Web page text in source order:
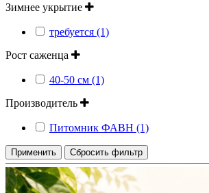
Зимнее укрытие
требуется (1)
Рост саженца
40-50 см (1)
Производитель
Питомник ФАВН (1)
Применить Сбросить фильтр